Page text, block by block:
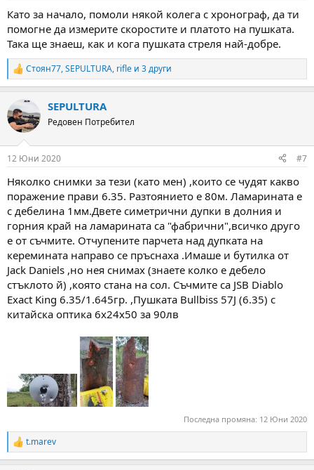
Като за начало, помоли някой колега с хронограф, да ти
помогне да измерите скоростите и платото на пушката.
Така ще знаеш, как и кога пушката стреля най-добре.
R
e
c
t
i
s
Стоян77,SEPULTURA, rifle и 3 други
SEPULTURA
Редовен Потребител
12 Юни 2020 #7
Няколко снимки за тези (като мен) ,които се чудят какво
поражение прави 6.35. Разтоянието е 80м. Ламарината е
с дебелина 1мм.Двете симетрични дупки в долния и
горния край на ламарината са "фабрични",всичко друго
е от съчмите. Отчупените парчета над дупката на
керемината направо се пръснаха .Имаше и бутилка от
Jack Daniels ,но нея снимах (знаете колко е дебело
стъклото й) ,която стана на сол. Съчмите са JSB Diablo
Exact King 6.35/1.645гр. ,Пушката Bullbiss 57J (6.35) с
китайска оптика 6х24х50 за 90лв
Последна промяна: 12 Юни 2020
R
e
t.marev